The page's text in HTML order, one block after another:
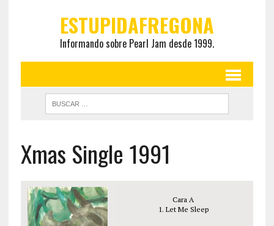
ESTUPIDAFREGONA
Informando sobre Pearl Jam desde 1999.
Xmas Single 1991
Cara A
1. Let Me Sleep